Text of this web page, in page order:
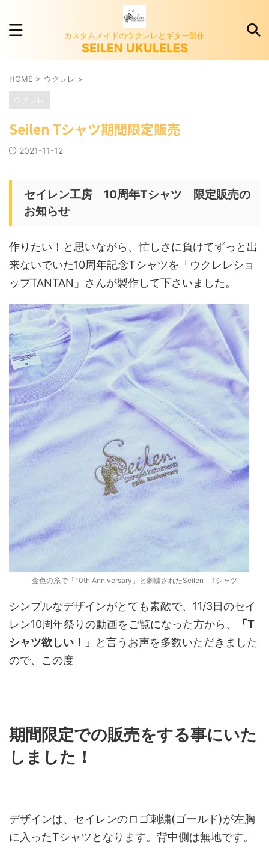
カスタムメイドのウクレレとギター製作
SEILEN UKULELES
HOME > ウクレレ >
ウクレレ
Seilen Tシャツ期間限定販売
2021-11-12
セイレン工房 10周年Tシャツ 限定販売の
お知らせ
作りたい！と思いながら、忙しさに負けてずっと出
来ないでいた10周年記念Tシャツを「ウクレレショ
ップTANTAN」さんが製作して下さいました。
金色の糸で「10th Anniversary」と刺繍されたSeilen Tシャツ
シンプルなデザインがとても素敵で、11/3日のセイ
レン10周年祭りの動画をご覧になった方から、
「T
シャツ欲しい！」
と言うお声を多数いただきました
ので、この度
期間限定での販売をする事にいた
しました！
デザインは、セイレンのロゴ刺繍(ゴールド)が左胸
に入ったTシャツとなります。背中側は無地です。